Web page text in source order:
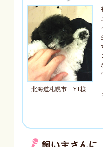
北海道札幌市 YT様